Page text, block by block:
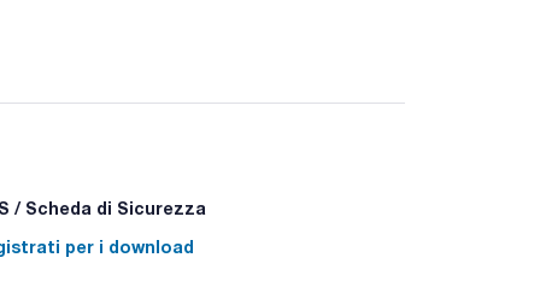
/ Scheda di Sicurezza
per i download